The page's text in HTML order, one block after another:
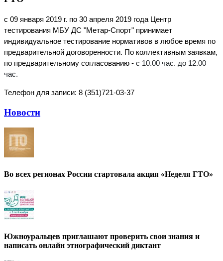
с 09 января 2019 г. по 30 апреля 2019 года Центр
тестирования МБУ ДС "Метар-Спорт" принимает
индивидуальное тестирование нормативов в любое время по
предварительной договоренности. По коллективным заявкам,
по предварительному согласованию - с 10.00 час. до 12.00
час.
Телефон для записи: 8 (351)721-03-37
Новости
Во всех регионах России стартовала акция «Неделя ГТО»
Южноуральцев приглашают проверить свои знания и
написать онлайн этнографический диктант